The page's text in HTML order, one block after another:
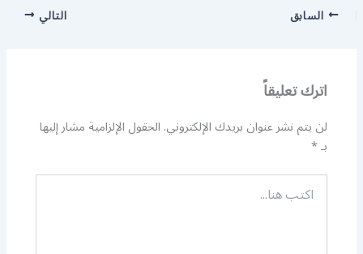
السابق التالي
اترك تعليقاً
لن يتم نشر عنوان بريدك الإلكتروني.الحقول الإلزامية مشار إليها
بـ*
اكتب
هنا...